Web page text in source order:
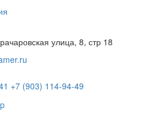
улица, 8, стр 18
+7 (903) 114-94-49